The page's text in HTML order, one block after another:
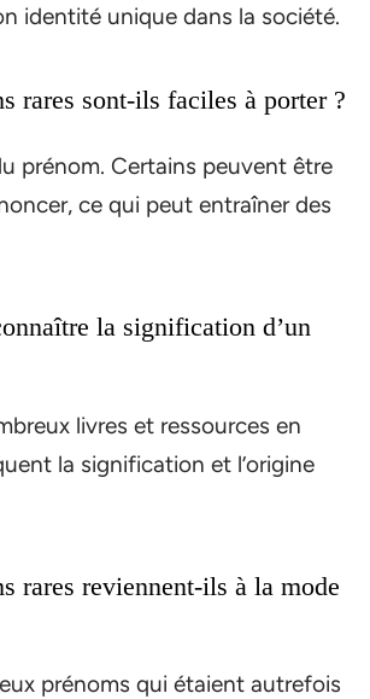
identité unique dans la société.
rares sont-ils faciles à porter ?
prénom. Certains peuvent être
ce qui peut entraîner des
la signification d’un
livres et ressources en
la signification et l’origine
rares reviennent-ils à la mode
prénoms qui étaient autrefois